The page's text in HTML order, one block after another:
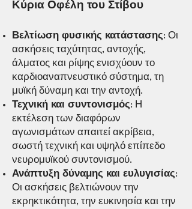
Κύρια Οφέλη του Στίβου
Βελτίωση φυσικής κατάστασης: Οι
ασκήσεις ταχύτητας, αντοχής,
άλματος και ρίψης ενισχύουν το
καρδιοαναπνευστικό σύστημα, τη
μυϊκή δύναμη και την αντοχή.
Τεχνική και συντονισμός: Η
εκτέλεση των διαφόρων
αγωνισμάτων απαιτεί ακρίβεια,
σωστή τεχνική και υψηλό επίπεδο
νευρομυϊκού συντονισμού.
Ανάπτυξη δύναμης και ευλυγισίας:
Οι ασκήσεις βελτιώνουν την
εκρηκτικότητα, την ευκινησία και την